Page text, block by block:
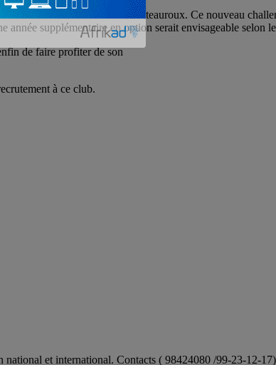
un nouveau contrat avec Châteauroux. Ce nouveau
supplémentaire en option serait envisageable selon
de faire profiter de son
à ce club.
et international. Contacts ( 98424080 /99-23-12-17)